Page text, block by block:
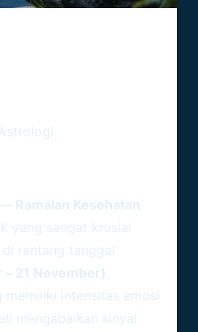
— Ramalan Kesehatan
yang sangat krusial
rentang tanggal
21 November) .
intensitas emosi
mengabaikan sinyal